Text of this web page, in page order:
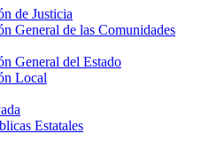
de Justicia
General de las Comunidades
General del Estado
Local
Estatales